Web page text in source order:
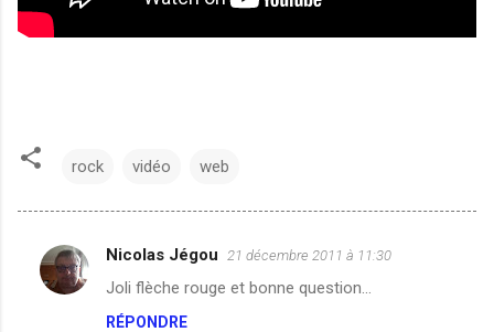
rock vidéo web
C
o
Nicolas Jégou 21 décembre 2011 à 11:30
Joli flèche rouge et bonne question...
RÉPONDRE